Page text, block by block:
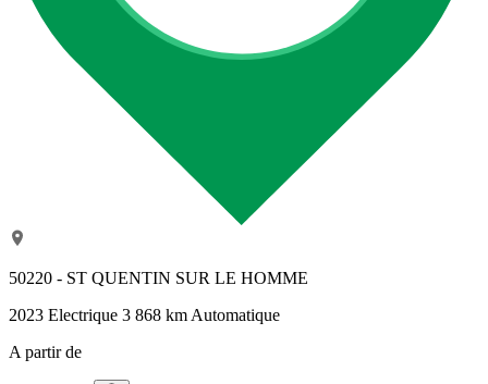
50220 - ST QUENTIN SUR LE HOMME
2023 Electrique 3 868 km Automatique
A partir de